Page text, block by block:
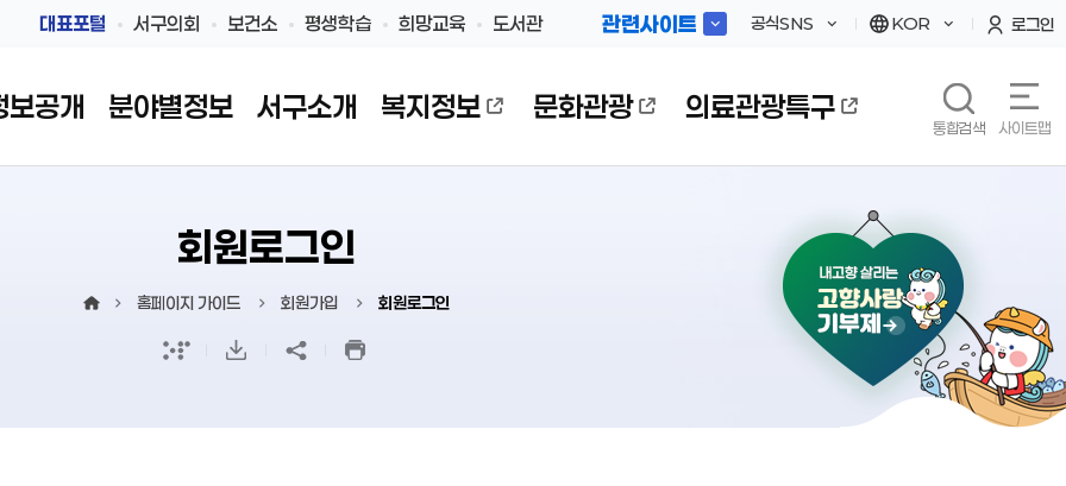
대표포털 서구의회 보건소 평생학습 희망교육 도서관 관련사이트 공식SNS KOR 로그인
보공개 분야별정보 서구소개 복지정보 문화관광 의료관광특구
통합검색 사이트맵
회원로그인
홈페이지 가이드 회원가입 회원로그인